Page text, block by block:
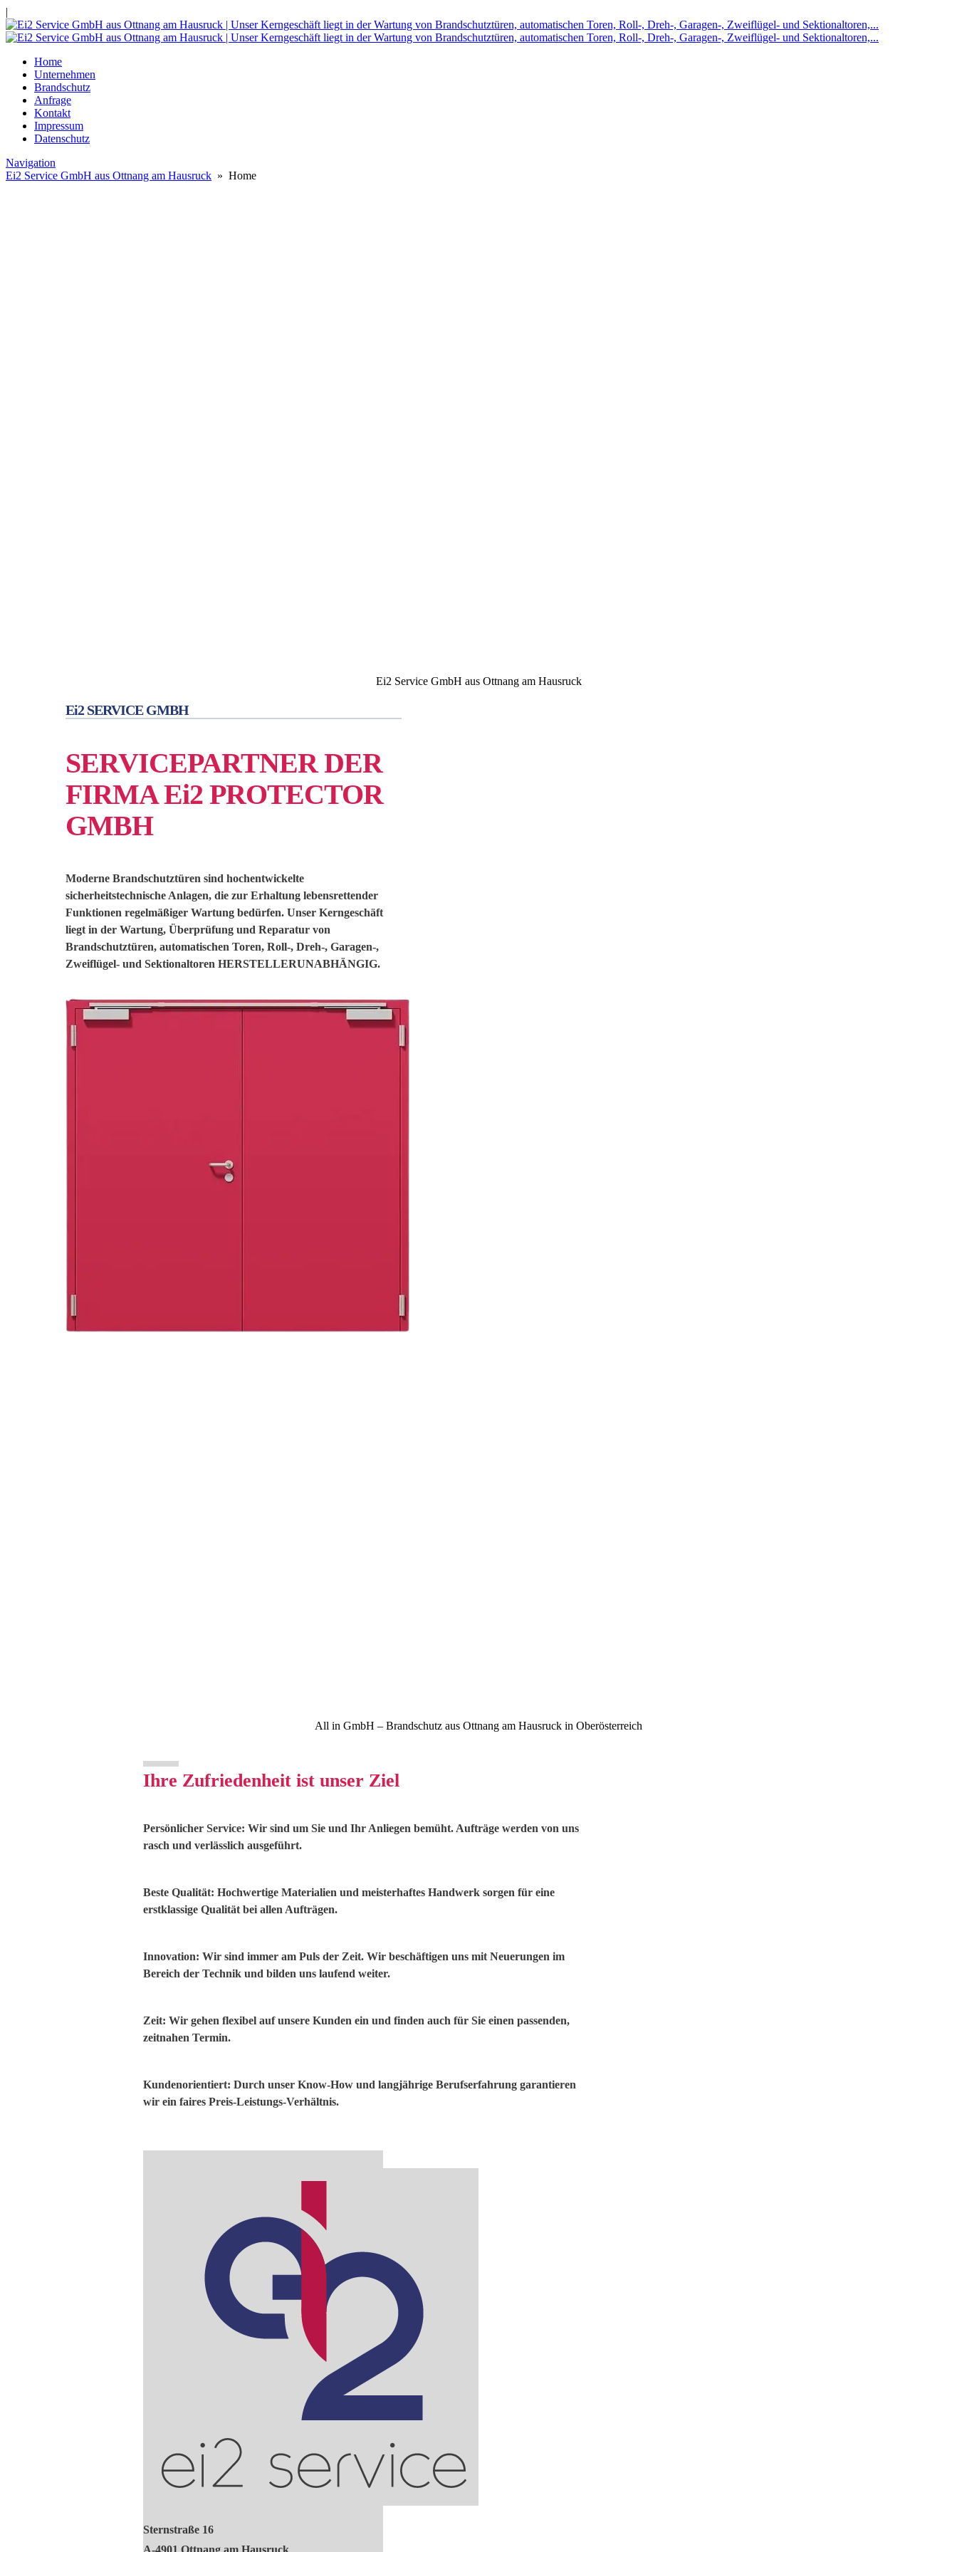
|
Home
Unternehmen
Brandschutz
Anfrage
Kontakt
Impressum
Datenschutz
Navigation
Ei2 Service GmbH aus Ottnang am Hausruck » Home
Ei2 Service GmbH aus Ottnang am Hausruck
Ei2 SERVICE GMBH
SERVICEPARTNER DER
FIRMA Ei2 PROTECTOR
GMBH
Moderne Brandschutztüren sind hochentwickelte
sicherheitstechnische Anlagen, die zur Erhaltung lebensrettender
Funktionen regelmäßiger Wartung bedürfen. Unser Kerngeschäft
liegt in der Wartung, Überprüfung und Reparatur von
Brandschutztüren, automatischen Toren, Roll-, Dreh-, Garagen-,
Zweiflügel- und Sektionaltoren HERSTELLERUNABHÄNGIG.
All in GmbH – Brandschutz aus Ottnang am Hausruck in Oberösterreich
Ihre Zufriedenheit ist unser Ziel
Persönlicher Service: Wir sind um Sie und Ihr Anliegen bemüht. Aufträge werden von uns
rasch und verlässlich ausgeführt.
Beste Qualität: Hochwertige Materialien und meisterhaftes Handwerk sorgen für eine
erstklassige Qualität bei allen Aufträgen.
Innovation: Wir sind immer am Puls der Zeit. Wir beschäftigen uns mit Neuerungen im
Bereich der Technik und bilden uns laufend weiter.
Zeit: Wir gehen flexibel auf unsere Kunden ein und finden auch für Sie einen passenden,
zeitnahen Termin.
Kundenorientiert: Durch unser Know-How und langjährige Berufserfahrung garantieren
wir ein faires Preis-Leistungs-Verhältnis.
Sternstraße 16
A-4901 Ottnang am Hausruck